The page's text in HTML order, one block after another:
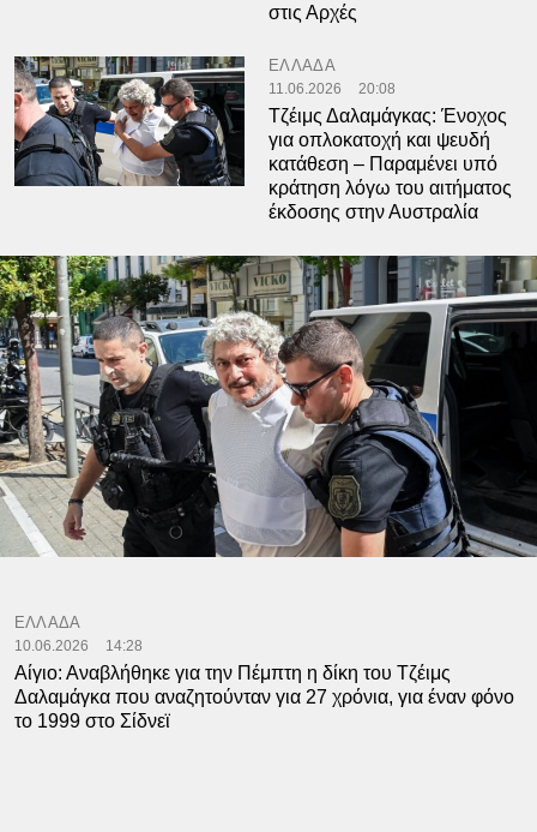
στις Αρχές
ΕΛΛΑΔΑ
11.06.2026 20:08
Τζέιμς Δαλαμάγκας: Ένοχος
για οπλοκατοχή και ψευδή
κατάθεση – Παραμένει υπό
κράτηση λόγω του αιτήματος
έκδοσης στην Αυστραλία
ΕΛΛΑΔΑ
10.06.2026 14:28
Αίγιο: Αναβλήθηκε για την Πέμπτη η δίκη του Τζέιμς
Δαλαμάγκα που αναζητούνταν για 27 χρόνια, για έναν φόνο
το 1999 στο Σίδνεϊ